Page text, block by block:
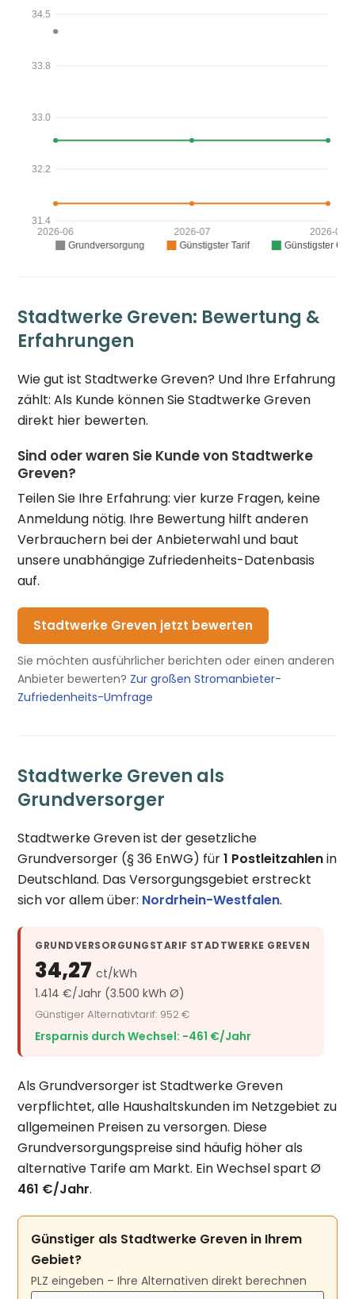
Stadtwerke Greven: Bewertung &
Erfahrungen
Wie gut ist Stadtwerke Greven? Und Ihre Erfahrung
zählt: Als Kunde können Sie Stadtwerke Greven
direkt hier bewerten.
Sind oder waren Sie Kunde von Stadtwerke
Greven?
Teilen Sie Ihre Erfahrung: vier kurze Fragen, keine
Anmeldung nötig. Ihre Bewertung hilft anderen
Verbrauchern bei der Anbieterwahl und baut
unsere unabhängige Zufriedenheits-Datenbasis
auf.
Stadtwerke Greven jetzt bewerten
Sie möchten ausführlicher berichten oder einen anderen
Anbieter bewerten? Zur großen Stromanbieter-
Zufriedenheits-Umfrage
Stadtwerke Greven als
Grundversorger
Stadtwerke Greven ist der gesetzliche
Grundversorger (§ 36 EnWG) für1 Postleitzahlenin
Deutschland. Das Versorgungsgebiet erstreckt
sich vor allem über: Nordrhein-Westfalen.
GRUNDVERSORGUNGSTARIF STADTWERKE GREVEN
34,27ct/kWh
1.414 €/Jahr (3.500 kWh Ø)
Günstiger Alternativtarif: 952 €
Ersparnis durch Wechsel: −461 €/Jahr
Als Grundversorger ist Stadtwerke Greven
verpflichtet, alle Haushaltskunden im Netzgebiet zu
allgemeinen Preisen zu versorgen. Diese
Grundversorgungspreise sind häufig höher als
alternative Tarife am Markt. Ein Wechsel spart Ø
461 €/Jahr.
Günstiger als Stadtwerke Greven in Ihrem
Gebiet?
PLZ eingeben – Ihre Alternativen direkt berechnen